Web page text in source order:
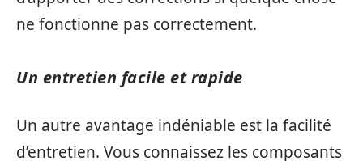
ne fonctionne pas correctement.
Un entretien facile et rapide
Un autre avantage indéniable est la facilité
d’entretien. Vous connaissez les composants